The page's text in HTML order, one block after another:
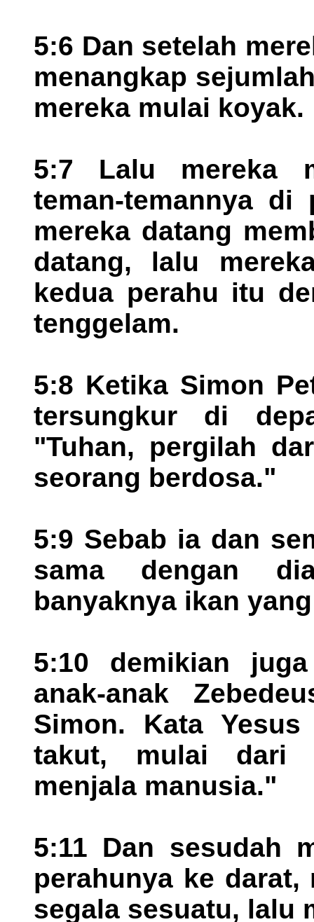
5:6 Dan setelah
menangkap
mereka mulai koyak.
5:7 Lalu mereka
teman-temannya
mereka datang
datang, lalu
kedua perahu itu
tenggelam.
5:8 Ketika Simon
tersungkur di
"Tuhan, pergilah
seorang berdosa."
5:9 Sebab ia dan
sama dengan
banyaknya ikan
5:10 demikian
anak-anak
Simon. Kata
takut, mulai dari
menjala manusia."
5:11 Dan sesudah
perahunya ke darat,
segala sesuatu, lalu